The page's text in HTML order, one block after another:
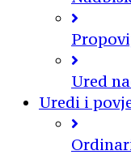
Ured
Uredi i